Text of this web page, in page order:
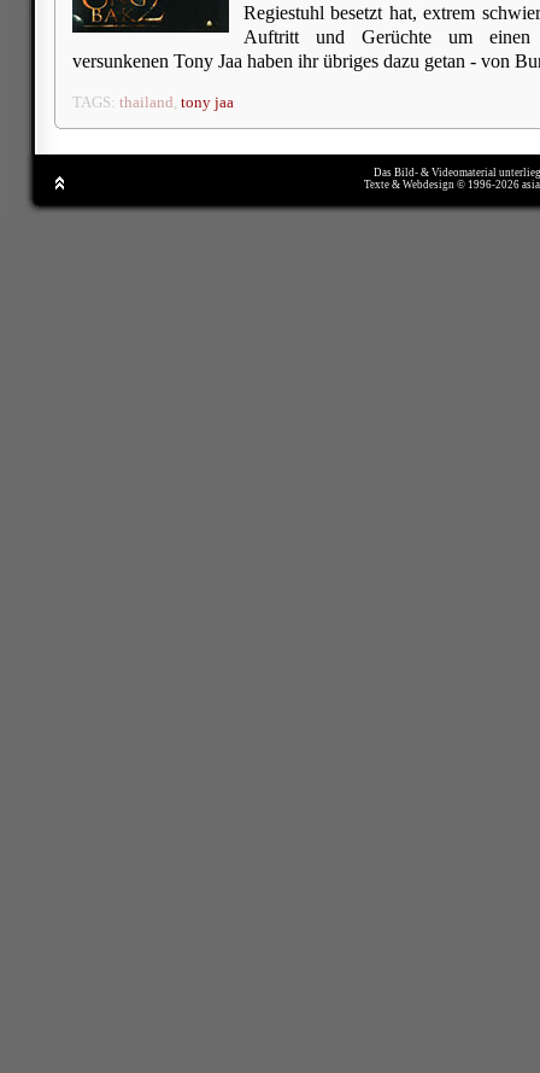
Regiestuhl besetzt hat, extrem
Auftritt und Gerüchte um einen
versunkenen Tony Jaa haben ihr übriges dazu getan - von
TAGS: thailand, tony jaa
Das Bild- & Videomaterial
Texte & Webdesign © 1996-2026